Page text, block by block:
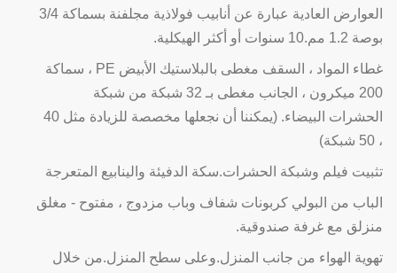
العوارض العادية عبارة عن أنابيب فولاذية مجلفنة بسماكة 3/4
بوصة 1.2 مم.10 سنوات أو أكثر الهيكلية.
غطاء المواد ، السقف مغطى بالبلاستيك الأبيض PE ، سماكة
200 ميكرون ، الجانب مغطى بـ 32 شبكة من شبكة
الحشرات البيضاء. (يمكننا أن نجعلها مخصصة للزيادة مثل 40
، 50 شبكة)
تثبيت فيلم وشبكة الحشرات.سكة الدفيئة والينابيع المتعرجة
الباب من البولي كربونات شفاف وباب مزدوج ، مفتوح - مغلق
منزلق مع غرفة صندوقية.
تهوية الهواء من جانب المنزل.وعلى سطح المنزل.من خلال